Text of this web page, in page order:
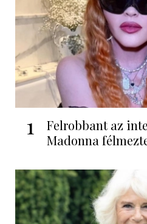
1
Felrobbant az
Madonna